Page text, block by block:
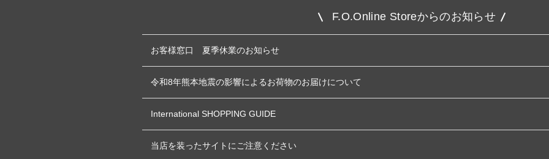
F.O.Online Storeからのお知らせ
お客様窓口 夏季休業のお知らせ
令和8年熊本地震の影響によるお荷物のお届けについて
International SHOPPING GUIDE
当店を装ったサイトにご注意ください